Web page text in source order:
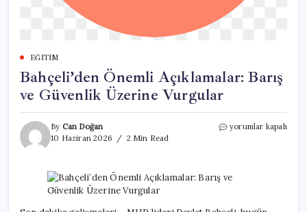
EĞITIM
Bahçeli’den Önemli Açıklamalar: Barış
ve Güvenlik Üzerine Vurgular
By Can Doğan
10 Haziran 2026
2 Min Read
Bahçeli’den
Güvenlik
Vurgular
yorumlar kapalı